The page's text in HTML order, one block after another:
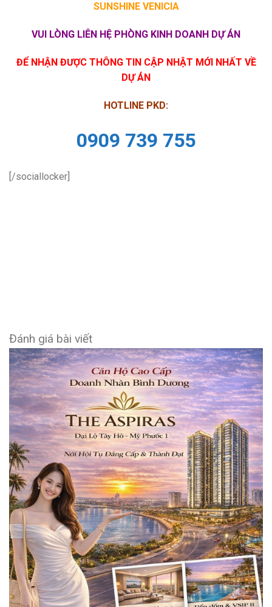
SUNSHINE VENICIA
VUI LÒNG LIÊN HỆ PHÒNG KINH DOANH DỰ ÁN
ĐỂ NHẬN ĐƯỢC THÔNG TIN CẬP NHẬT MỚI NHẤT VỀ
DỰ ÁN
HOTLINE PKD:
0909 739 755
[/sociallocker]
Đánh giá bài viết